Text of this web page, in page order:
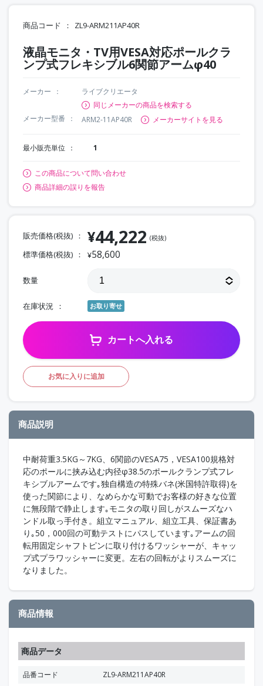
商品コード ZL9-ARM211AP40R
液晶モニタ・TV用VESA対応ポールクラ
ンプ式フレキシブル6関節アームφ40
メーカー
ライブクリエータ
同じメーカーの商品を検索する
メーカー型番
ARM2-11AP40R メーカーサイトを見る
最小販売単位 1
この商品について問い合わせ
商品詳細の誤りを報告
販売価格(税抜) ¥44,222 (税抜)
標準価格(税抜) ¥58,600
数量
在庫状況 お取り寄せ
カートへ入れる
お気に入りに追加
商品説明
中耐荷重3.5KG～7KG、6関節のVESA75，VESA100規格対
応のポールに挟み込む内径φ38.5のポールクランプ式フレ
キシブルアームです｡独自構造の特殊バネ(米国特許取得)を
使った関節により、なめらかな可動でお客様の好きな位置
に無段階で静止します｡モニタの取り回しがスムーズなハ
ンドル取っ手付き。組立マニュアル、組立工具、保証書あ
り｡50，000回の可動テストにパスしています｡アームの回
転用固定シャフトピンに取り付けるワッシャーが、キャッ
プ式プラワッシャーに変更。左右の回転がよりスムーズに
なりました。
商品情報
商品データ
品番コード
ZL9-ARM211AP40R